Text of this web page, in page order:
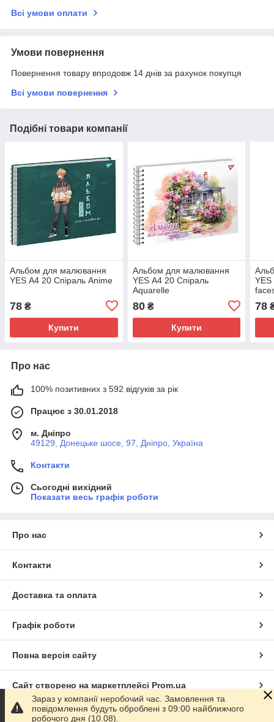
Всі умови оплати
Умови повернення
Повернення товару впродовж 14 днів за рахунок покупця
Всі умови повернення
Подібні товари компанії
Альбом для малювання
YES А4 20 Спіраль Anime
78 ₴
Купити
Альбом для малювання
YES А4 20 Спіраль
Aquarelle
80₴
Купити
78
Про нас
100% позитивних з 592 відгуків за рік
Працює з 30.01.2018
м. Дніпро
49129, Донецьке шосе, 97, Дніпро, Україна
Контакти
Сьогодні вихідний
Показати весь графік роботи
Про нас
Контакти
Доставка та оплата
Графік роботи
Повна версія сайту
Сайт створено на маркетплейсі Prom.ua
Політика конфіденційності
Зараз у компанії неробочий час. Замовлення та
повідомлення будуть оброблені з 09:00 найближчого
робочого дня (10.08).